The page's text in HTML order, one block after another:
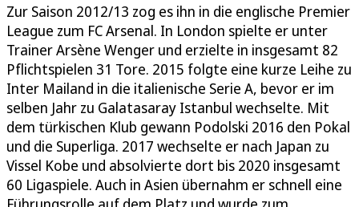
Zur Saison 2012/13 zog es ihn in die englische Premier
League zum FC Arsenal. In London spielte er unter
Trainer Arsène Wenger und erzielte in insgesamt 82
Pflichtspielen 31 Tore. 2015 folgte eine kurze Leihe zu
Inter Mailand in die italienische Serie A, bevor er im
selben Jahr zu Galatasaray Istanbul wechselte. Mit
dem türkischen Klub gewann Podolski 2016 den Pokal
und die Superliga. 2017 wechselte er nach Japan zu
Vissel Kobe und absolvierte dort bis 2020 insgesamt
60 Ligaspiele. Auch in Asien übernahm er schnell eine